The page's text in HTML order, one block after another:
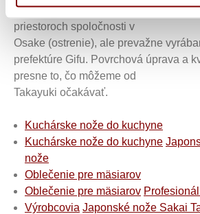
Západné modely sú ručne
priestoroch spoločnosti v
Osake (ostrenie), ale prevažne
prefektúre Gifu. Povrchová úprava a
presne to, čo môžeme od
Takayuki očakávať.
Kuchárske nože do kuchyne
Kuchárske nože do kuchyne
nože
Oblečenie pre mäsiarov
Oblečenie pre mäsiarov
Výrobcovia Japonské nože Sakai